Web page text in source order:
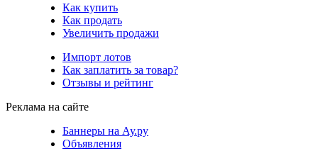
Как купить
Как продать
Увеличить продажи
Импорт лотов
Как заплатить за товар?
Отзывы и рейтинг
Реклама на сайте
Баннеры на Ау.ру
Объявления